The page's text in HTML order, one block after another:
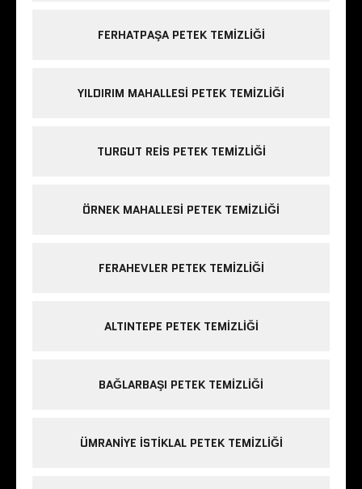
FERHATPAŞA PETEK TEMIZLIĞI
YILDIRIM MAHALLESI PETEK TEMIZLIĞI
TURGUT REIS PETEK TEMIZLIĞI
ÖRNEK MAHALLESI PETEK TEMIZLIĞI
FERAHEVLER PETEK TEMIZLIĞI
ALTINTEPE PETEK TEMIZLIĞI
BAĞLARBAŞI PETEK TEMIZLIĞI
ÜMRANIYE ISTIKLAL PETEK TEMIZLIĞI